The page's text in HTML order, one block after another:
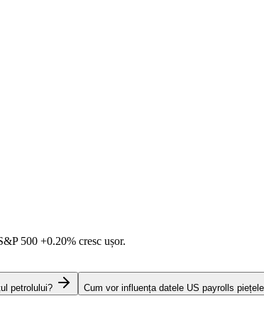
500 +0.20% cresc ușor.
petrolului? Cum vor influența datele US payrolls